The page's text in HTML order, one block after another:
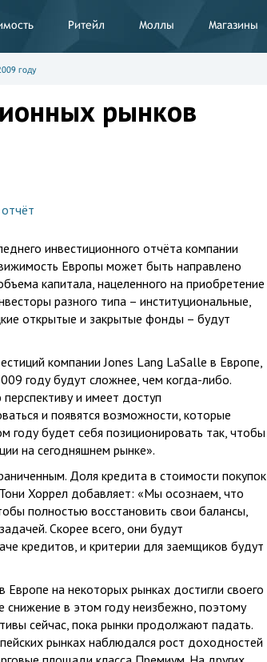
Ритейл Моллы Магазины
году
рынков
инвестиционного отчёта компании
Европы может быть направлено
капитала, нацеленного на приобретение
разного типа – институциональные,
открытые и закрытые фонды – будут
компании Jones Lang LaSalle в Европе,
году будут сложнее, чем когда-либо.
и имеет доступ
и появятся возможности, которые
году будет себя позиционировать так, чтобы
на сегодняшнем рынке».
Доля кредита в стоимости покупок
Хоррел добавляет: «Мы осознаем, что
полностью восстановить свои балансы,
Скорее всего, они будут
кредитов, и критерии для заемщиков будут
на некоторых рынках достигли своего
снижение в этом году неизбежно, поэтому
сейчас, пока рынки продолжают падать.
рынках наблюдался рост доходностей